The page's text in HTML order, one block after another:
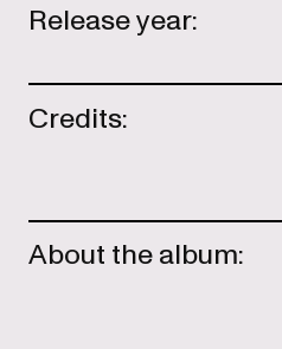
Release year:
Credits:
About the album: